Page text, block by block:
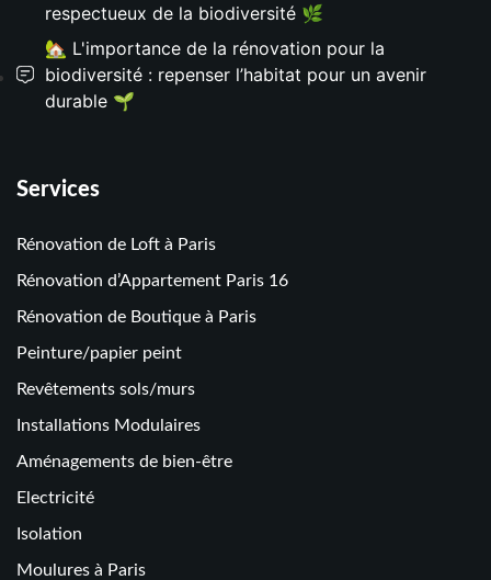
respectueux de la biodiversité 🌿
🏡 L'importance de la rénovation pour la
biodiversité : repenser l’habitat pour un avenir
durable 🌱
Services
Rénovation de Loft à Paris
Rénovation d’Appartement Paris 16
Rénovation de Boutique à Paris
Peinture/papier peint
Revêtements sols/murs
Installations Modulaires
Aménagements de bien-être
Electricité
Isolation
Moulures à Paris